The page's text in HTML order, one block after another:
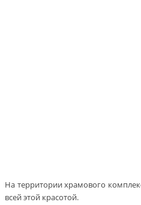
На территории храмового
всей этой красотой.